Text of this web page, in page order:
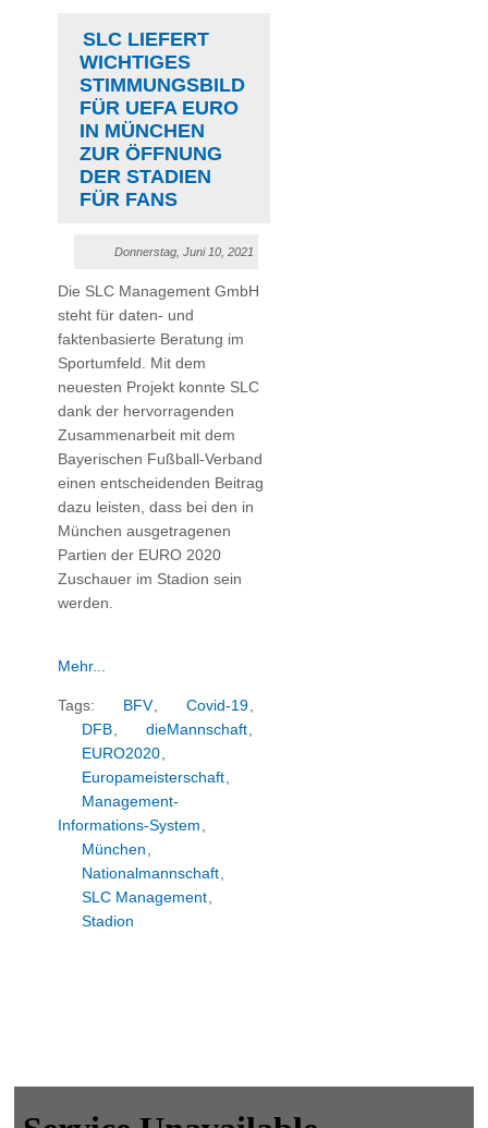
SLC LIEFERT
WICHTIGES
STIMMUNGSBILD
FÜR UEFA EURO
IN MÜNCHEN
ZUR ÖFFNUNG
DER STADIEN
FÜR FANS
Donnerstag, Juni 10, 2021
Die SLC Management GmbH
steht für daten- und
faktenbasierte Beratung im
Sportumfeld. Mit dem
neuesten Projekt konnte SLC
dank der hervorragenden
Zusammenarbeit mit dem
Bayerischen Fußball-Verband
einen entscheidenden Beitrag
dazu leisten, dass bei den in
München ausgetragenen
Partien der EURO 2020
Zuschauer im Stadion sein
werden.
Mehr...
Tags: BFV Covid-19
DFB
dieMannschaft
EURO2020
Europameisterschaft
Management-
Informations-System
München
Nationalmannschaft
SLC Management
Stadion